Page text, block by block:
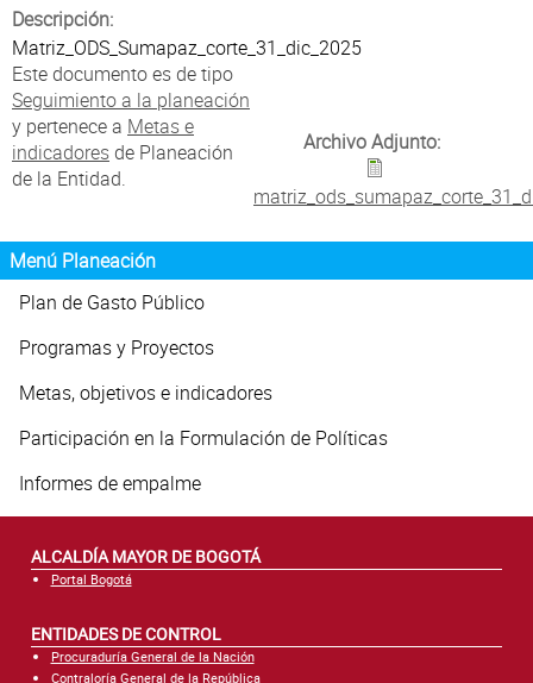
Descripción:
Matriz_ODS_Sumapaz_corte_31_dic_2025
Este documento es de tipo
Seguimiento a la planeación
y pertenece a Metas e
indicadoresde Planeación
de la Entidad.
Archivo Adjunto:
Menú Planeación
Plan de Gasto Público
Programas y Proyectos
Metas, objetivos e indicadores
Participación en la Formulación de Políticas
Informes de empalme
ALCALDÍA MAYOR DE BOGOTÁ
Portal Bogotá
ENTIDADES DE CONTROL
Procuraduría General de la Nación
Contraloría General de la República